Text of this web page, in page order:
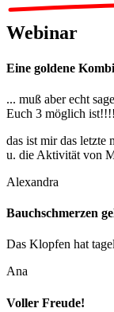
Webinar
Eine goldene
... muß aber echt
Euch 3 möglich
das ist mir das letzte
u. die Aktivität von
Alexandra
Bauchschmerzen
Das Klopfen hat
Ana
Voller Freude!